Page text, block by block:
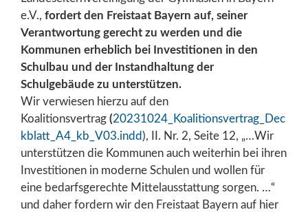
e.V., fordert den Freistaat Bayern auf, seiner
Verantwortung gerecht zu werden und die
Kommunen erheblich bei Investitionen in den
Schulbau und der Instandhaltung der
Schulgebäude zu unterstützen.
Wir verwiesen hierzu auf den
Koalitionsvertrag (20231024_Koalitionsvertrag_Dec
kblatt_A4_kb_V03.indd ), II. Nr. 2, Seite 12, „…Wir
unterstützen die Kommunen auch weiterhin bei ihren
Investitionen in moderne Schulen und wollen für
eine bedarfsgerechte Mittelausstattung sorgen. …“
und daher fordern wir den Freistaat Bayern auf hier